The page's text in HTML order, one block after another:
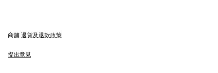
商舖 退貨及退款政策
提出意見